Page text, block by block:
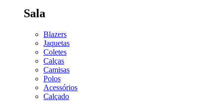
Sala
Blazers
Jaquetas
Coletes
Calças
Camisas
Polos
Acessórios
Calçado